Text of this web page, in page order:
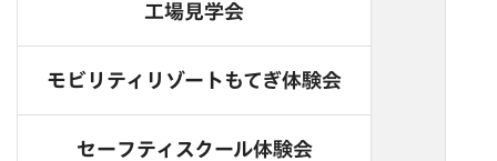
工場見学会
モビリティリゾートもてぎ体験会
セーフティスクール体験会